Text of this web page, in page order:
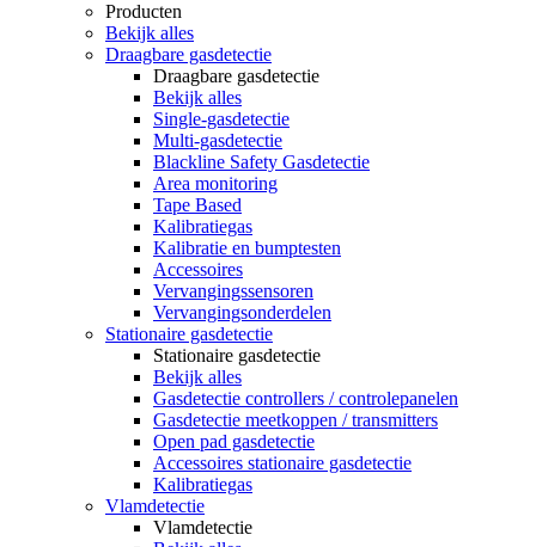
Producten
Bekijk alles
Draagbare gasdetectie
Draagbare gasdetectie
Bekijk alles
Single-gasdetectie
Multi-gasdetectie
Blackline Safety Gasdetectie
Area monitoring
Tape Based
Kalibratiegas
Kalibratie en bumptesten
Accessoires
Vervangingssensoren
Vervangingsonderdelen
Stationaire gasdetectie
Stationaire gasdetectie
Bekijk alles
Gasdetectie controllers / controlepanelen
Gasdetectie meetkoppen / transmitters
Open pad gasdetectie
Accessoires stationaire gasdetectie
Kalibratiegas
Vlamdetectie
Vlamdetectie